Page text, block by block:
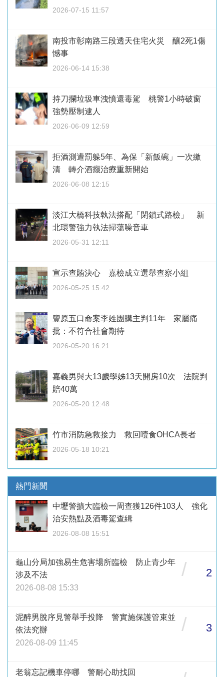
2026-07-15 11:57
南投市彰南路三段透天住宅火災 釀2死1傷
憾事
2026-06-14 15:38
持刀攔垃圾車洩憤還毒駕 桃警1小時破窗
強勢壓制逮人
2026-06-09 12:59
拒酒測遭罰躲5年、為保「新飯碗」一次繳
清 轉介酒癮治療重新開始
2026-06-08 12:15
淡江大橋科技執法搭配「閉鎖式路檢」 新
北環警強力執法掃蕩噪音車
2026-05-31 12:11
宣示查賄決心 嘉檢成立選舉查察小組
2026-05-25 15:42
豐原五口命案李姓團購主判11年 家屬痛
批：不符合社會期待
2026-05-20 16:21
嘉義男與大13歲學姊13天開房10次 法院判
賠40萬
2026-05-20 12:48
竹市消防急救接力 救回噎食OHCA長者
2026-05-18 10:21
熱門新聞
中壢警擴大臨檢一周查獲126件103人 強化
治安熱點及酒毒駕查緝
2026-08-08 15:51
龜山分局加強易生危害場所臨檢 防止青少年
涉及不法
2026-08-08 15:33
/ 2
泥醉男脫序見警舉手投降 警實施保護管束並
依法究辦
2026-08-09 11:45
/ 3
老翁忘記機車停哪 警耐心助找回